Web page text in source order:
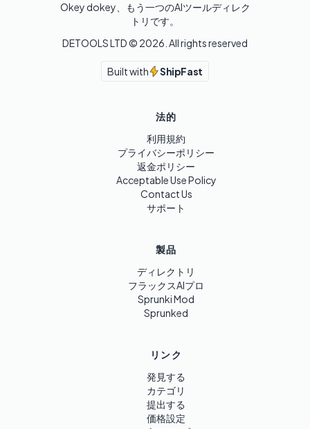
Okey dokey、もう一つのAIツールディレク
トリです。
DETOOLS LTD © 2026 . All rights reserved
Built with ShipFast
法的
利用規約
プライバシーポリシー
返金ポリシー
Acceptable Use Policy
Contact Us
サポート
製品
ディレクトリ
フラックスAIプロ
Sprunki Mod
Sprunked
リンク
発見する
カテゴリ
提出する
価格設定